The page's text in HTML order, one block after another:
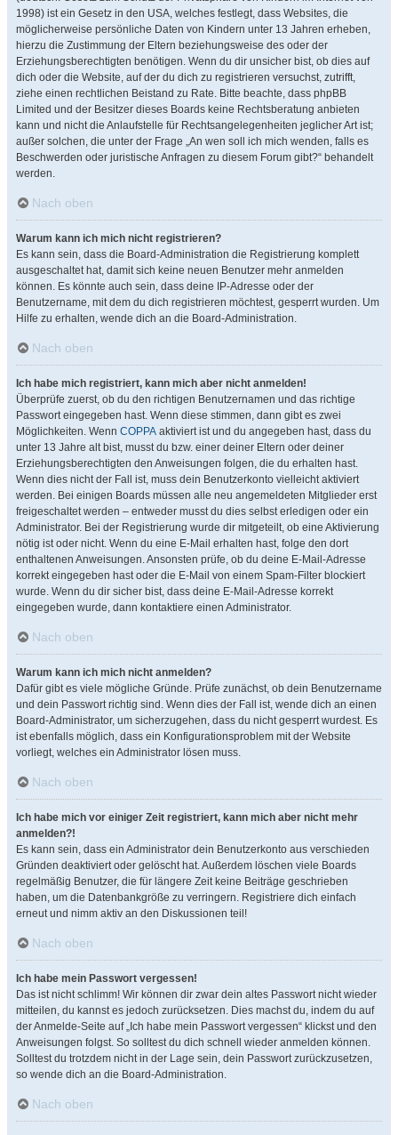
1998) ist ein Gesetz in den USA, welches festlegt, dass Websites, die
möglicherweise persönliche Daten von Kindern unter 13 Jahren erheben,
hierzu die Zustimmung der Eltern beziehungsweise des oder der
Erziehungsberechtigten benötigen. Wenn du dir unsicher bist, ob dies auf
dich oder die Website, auf der du dich zu registrieren versuchst, zutrifft,
ziehe einen rechtlichen Beistand zu Rate. Bitte beachte, dass phpBB
Limited und der Besitzer dieses Boards keine Rechtsberatung anbieten
kann und nicht die Anlaufstelle für Rechtsangelegenheiten jeglicher Art ist;
außer solchen, die unter der Frage „An wen soll ich mich wenden, falls es
Beschwerden oder juristische Anfragen zu diesem Forum gibt?“ behandelt
werden.
Nach oben
Warum kann ich mich nicht registrieren?
Es kann sein, dass die Board-Administration die Registrierung komplett
ausgeschaltet hat, damit sich keine neuen Benutzer mehr anmelden
können. Es könnte auch sein, dass deine IP-Adresse oder der
Benutzername, mit dem du dich registrieren möchtest, gesperrt wurden. Um
Hilfe zu erhalten, wende dich an die Board-Administration.
Nach oben
Ich habe mich registriert, kann mich aber nicht anmelden!
Überprüfe zuerst, ob du den richtigen Benutzernamen und das richtige
Passwort eingegeben hast. Wenn diese stimmen, dann gibt es zwei
Möglichkeiten. Wenn COPPA aktiviert ist und du angegeben hast, dass du
unter 13 Jahre alt bist, musst du bzw. einer deiner Eltern oder deiner
Erziehungsberechtigten den Anweisungen folgen, die du erhalten hast.
Wenn dies nicht der Fall ist, muss dein Benutzerkonto vielleicht aktiviert
werden. Bei einigen Boards müssen alle neu angemeldeten Mitglieder erst
freigeschaltet werden – entweder musst du dies selbst erledigen oder ein
Administrator. Bei der Registrierung wurde dir mitgeteilt, ob eine Aktivierung
nötig ist oder nicht. Wenn du eine E-Mail erhalten hast, folge den dort
enthaltenen Anweisungen. Ansonsten prüfe, ob du deine E-Mail-Adresse
korrekt eingegeben hast oder die E-Mail von einem Spam-Filter blockiert
wurde. Wenn du dir sicher bist, dass deine E-Mail-Adresse korrekt
eingegeben wurde, dann kontaktiere einen Administrator.
Nach oben
Warum kann ich mich nicht anmelden?
Dafür gibt es viele mögliche Gründe. Prüfe zunächst, ob dein Benutzername
und dein Passwort richtig sind. Wenn dies der Fall ist, wende dich an einen
Board-Administrator, um sicherzugehen, dass du nicht gesperrt wurdest. Es
ist ebenfalls möglich, dass ein Konfigurationsproblem mit der Website
vorliegt, welches ein Administrator lösen muss.
Nach oben
Ich habe mich vor einiger Zeit registriert, kann mich aber nicht mehr
anmelden?!
Es kann sein, dass ein Administrator dein Benutzerkonto aus verschieden
Gründen deaktiviert oder gelöscht hat. Außerdem löschen viele Boards
regelmäßig Benutzer, die für längere Zeit keine Beiträge geschrieben
haben, um die Datenbankgröße zu verringern. Registriere dich einfach
erneut und nimm aktiv an den Diskussionen teil!
Nach oben
Ich habe mein Passwort vergessen!
Das ist nicht schlimm! Wir können dir zwar dein altes Passwort nicht wieder
mitteilen, du kannst es jedoch zurücksetzen. Dies machst du, indem du auf
der Anmelde-Seite auf „Ich habe mein Passwort vergessen“ klickst und den
Anweisungen folgst. So solltest du dich schnell wieder anmelden können.
Solltest du trotzdem nicht in der Lage sein, dein Passwort zurückzusetzen,
so wende dich an die Board-Administration.
Nach oben